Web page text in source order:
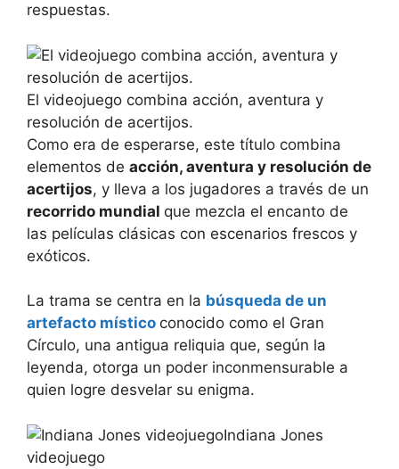
respuestas.
El videojuego combina acción, aventura y
resolución de acertijos.
Como era de esperarse, este título combina
elementos de acción, aventura y resolución de
acertijos, y lleva a los jugadores a través de un
recorrido mundial que mezcla el encanto de
las películas clásicas con escenarios frescos y
exóticos.
La trama se centra en la búsqueda de un
artefacto místico conocido como el Gran
Círculo, una antigua reliquia que, según la
leyenda, otorga un poder inconmensurable a
quien logre desvelar su enigma.
Indiana Jones
videojuego